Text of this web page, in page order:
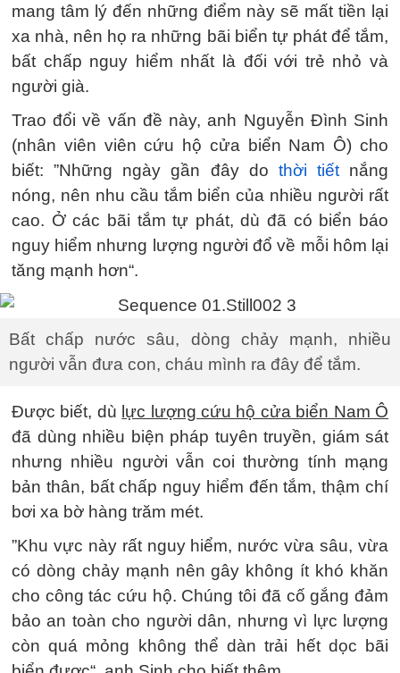
mang tâm lý đến những điểm này sẽ mất tiền lại
xa nhà, nên họ ra những bãi biển tự phát để tắm,
bất chấp nguy hiểm nhất là đối với trẻ nhỏ và
người già.
Trao đổi về vấn đề này, anh Nguyễn Đình Sinh
(nhân viên viên cứu hộ cửa biển Nam Ô) cho
biết: ”Những ngày gần đây do thời tiếtnắng
nóng, nên nhu cầu tắm biển của nhiều người rất
cao. Ở các bãi tắm tự phát, dù đã có biển báo
nguy hiểm nhưng lượng người đổ về mỗi hôm lại
tăng mạnh hơn“.
Bất chấp nước sâu, dòng chảy mạnh, nhiều
người vẫn đưa con, cháu mình ra đây để tắm.
Được biết, dù lực lượng cứu hộ cửa biển Nam Ô
đã dùng nhiều biện pháp tuyên truyền, giám sát
nhưng nhiều người vẫn coi thường tính mạng
bản thân, bất chấp nguy hiểm đến tắm, thậm chí
bơi xa bờ hàng trăm mét.
”Khu vực này rất nguy hiểm, nước vừa sâu, vừa
có dòng chảy mạnh nên gây không ít khó khăn
cho công tác cứu hộ. Chúng tôi đã cố gắng đảm
bảo an toàn cho người dân, nhưng vì lực lượng
còn quá mỏng không thể dàn trải hết dọc bãi